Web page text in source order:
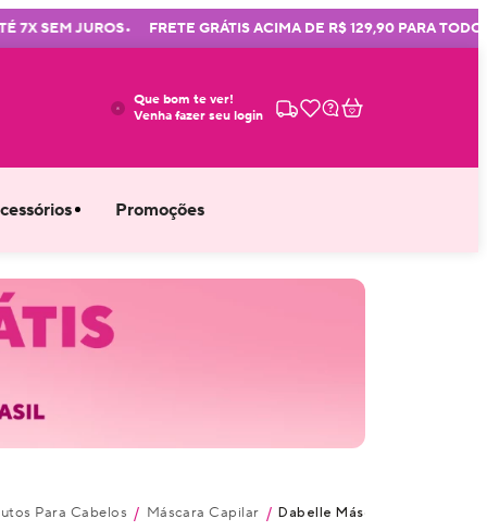
SEM JUROS• FRETE GRÁTIS ACIMA DE R$ 129,90 PARA TODO
Que bom te ver!
Venha fazer seu login
Promoções
Para Cabelos / Máscara Capilar / Dabelle Máscara 800g - Sos